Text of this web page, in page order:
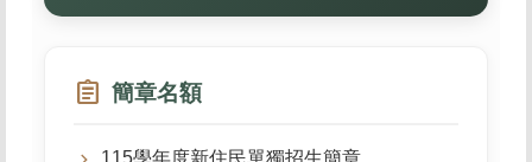
assignment 簡章名額
115學年度新住民單獨招生簡章